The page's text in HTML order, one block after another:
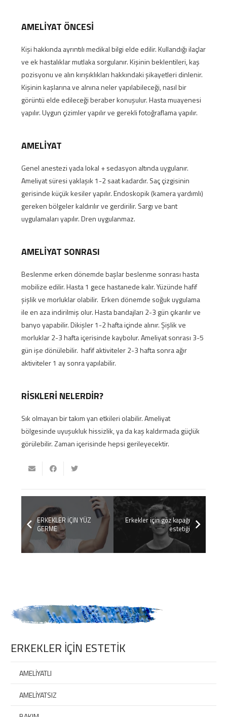
AMELİYAT ÖNCESİ
Kişi hakkında ayrıntılı medikal bilgi elde edilir. Kullandığı ilaçlar
ve ek hastalıklar mutlaka sorgulanır. Kişinin beklentileri, kaş
pozisyonu ve alın kırışıklıkları hakkındaki şikayetleri dinlenir.
Kişinin kaşlarına ve alnına neler yapılabileceği, nasıl bir
görüntü elde edileceği beraber konuşulur. Hasta muayenesi
yapılır. Uygun çizimler yapılır ve gerekli fotoğraflama yapılır.
AMELİYAT
Genel anestezi yada lokal + sedasyon altında uygulanır.
Ameliyat süresi yaklaşık 1-2 saat kadardır. Saç çizgisinin
gerisinde küçük kesiler yapılır. Endoskopik (kamera yardımlı)
gereken bölgeler kaldırılır ve gerdirilir. Sargı ve bant
uygulamaları yapılır. Dren uygulanmaz.
AMELİYAT SONRASI
Beslenme erken dönemde başlar beslenme sonrası hasta
mobilize edilir. Hasta 1 gece hastanede kalır. Yüzünde hafif
şişlik ve morluklar olabilir. Erken dönemde soğuk uygulama
ile en aza indirilmiş olur. Hasta bandajları 2-3 gün çıkarılır ve
banyo yapabilir. Dikişler 1-2 hafta içinde alınır. Şişlik ve
morluklar 2-3 hafta içerisinde kaybolur. Ameliyat sonrası 3-5
gün işe dönülebilir. hafif aktiviteler 2-3 hafta sonra ağır
aktiviteler 1 ay sonra yapılabilir.
RİSKLERİ NELERDİR?
Sık olmayan bir takım yan etkileri olabilir. Ameliyat
bölgesinde uyuşukluk hissizlik, ya da kaş kaldırmada güçlük
görülebilir. Zaman içerisinde hepsi gerileyecektir.
ERKEKLER İÇİN YÜZ
GERME
Erkekler için göz kapağı
estetiği
ERKEKLER İÇİN ESTETİK
AMELİYATLI
AMELİYATSIZ